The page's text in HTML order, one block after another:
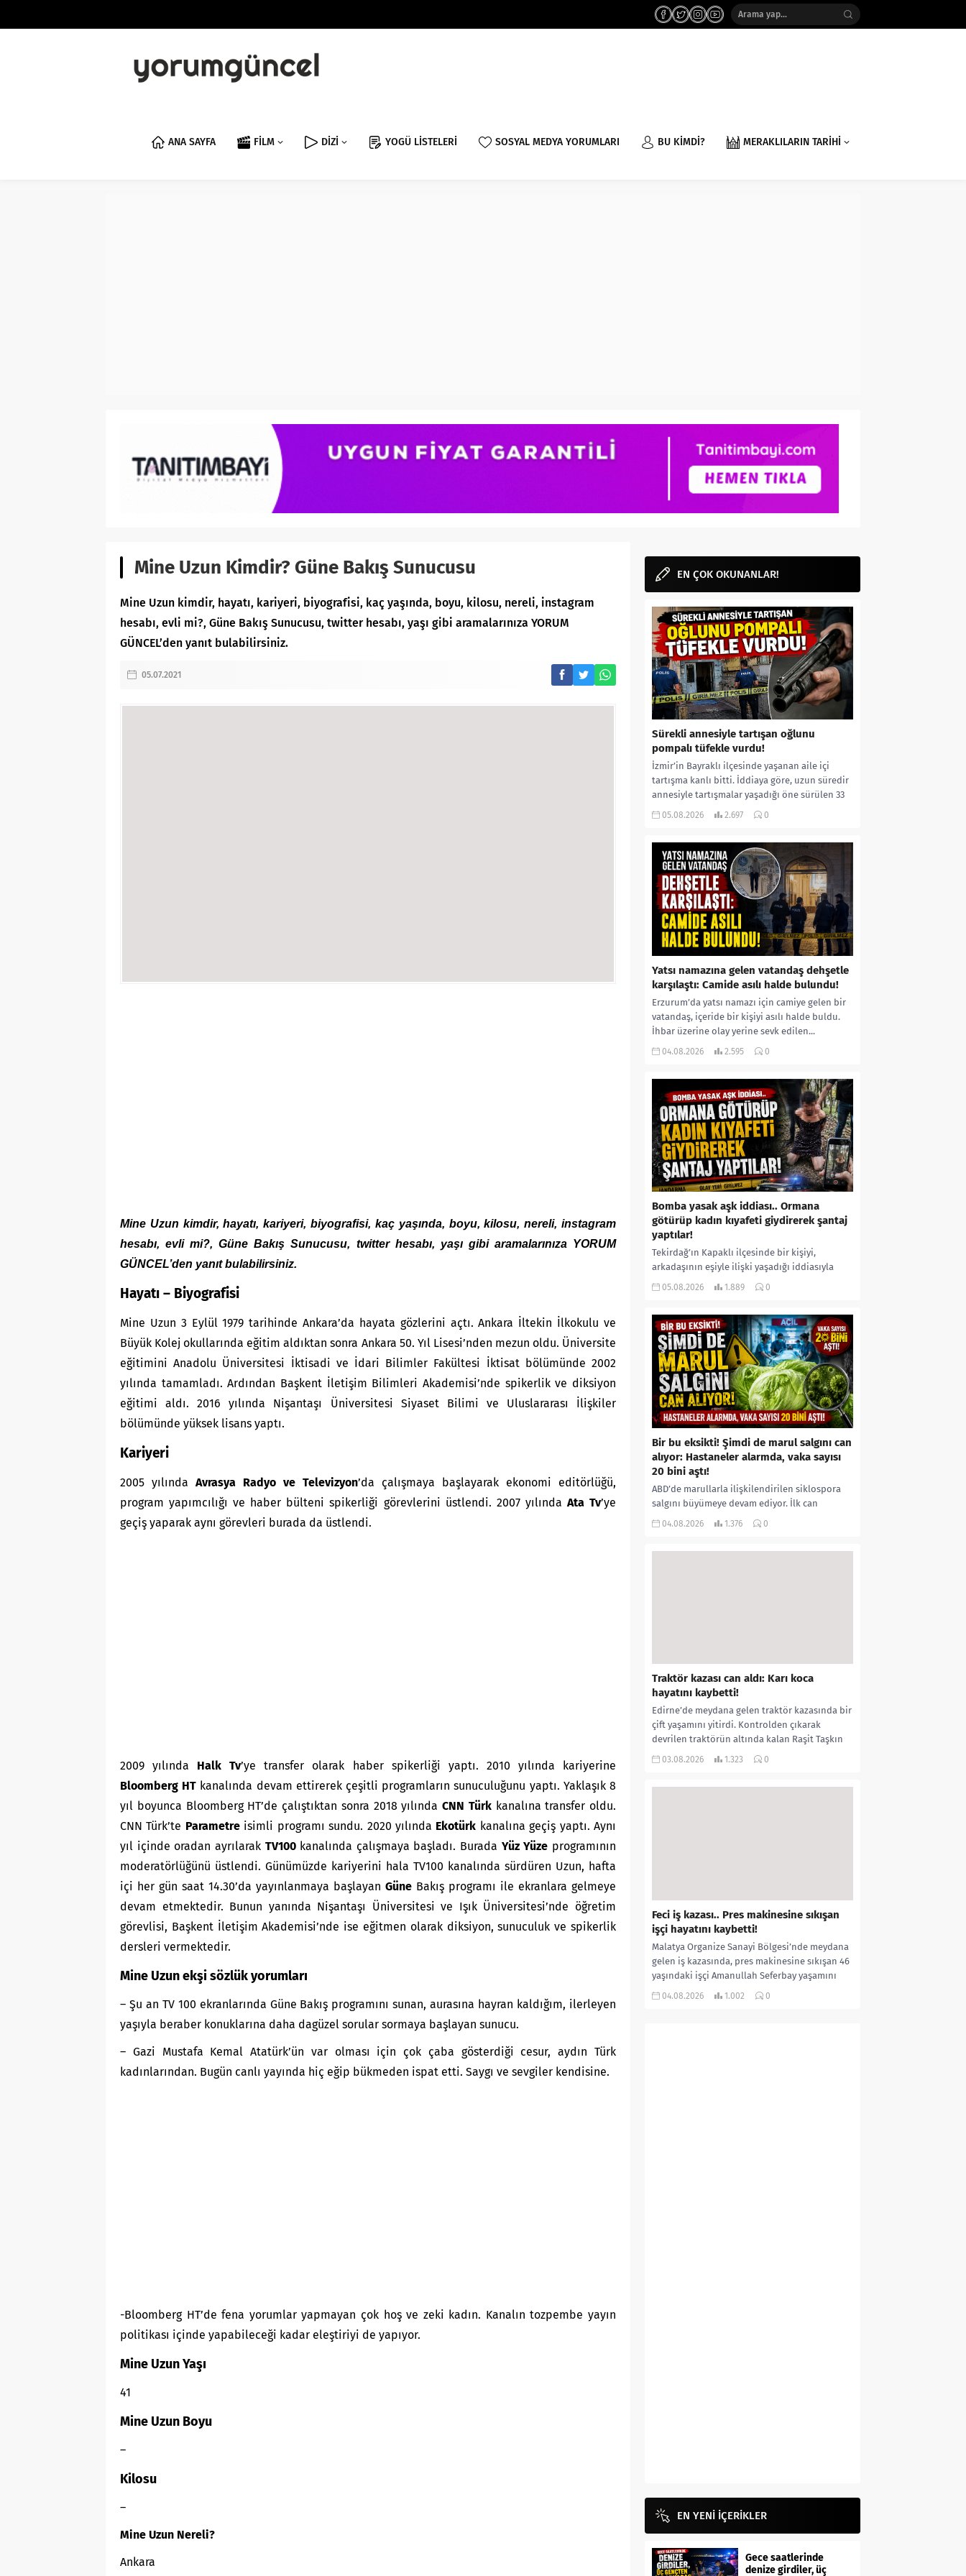
ANA SAYFA FİLM DİZİ YOGÜ LİSTELERİ SOSYAL MEDYA YORUMLARI BU KİMDİ? MERAKLILARIN TARİHİ
Mine Uzun Kimdir? Güne Bakış Sunucusu
Mine Uzun kimdir, hayatı, kariyeri, biyografisi, kaç yaşında, boyu, kilosu, nereli, instagram
hesabı, evli mi?, Güne Bakış Sunucusu, twitter hesabı, yaşı gibi aramalarınıza YORUM
GÜNCEL’den yanıt bulabilirsiniz.
05.07.2021
Mine Uzun kimdir, hayatı, kariyeri, biyografisi, kaç yaşında, boyu, kilosu, nereli, instagram
hesabı, evli mi?, Güne Bakış Sunucusu, twitter hesabı, yaşı gibi aramalarınıza YORUM
GÜNCEL’den yanıt bulabilirsiniz.
Hayatı – Biyografisi
Mine Uzun 3 Eylül 1979 tarihinde Ankara’da hayata gözlerini açtı. Ankara İltekin İlkokulu ve
Büyük Kolej okullarında eğitim aldıktan sonra Ankara 50. Yıl Lisesi’nden mezun oldu. Üniversite
eğitimini Anadolu Üniversitesi İktisadi ve İdari Bilimler Fakültesi İktisat bölümünde 2002
yılında tamamladı. Ardından Başkent İletişim Bilimleri Akademisi’nde spikerlik ve diksiyon
eğitimi aldı. 2016 yılında Nişantaşı Üniversitesi Siyaset Bilimi ve Uluslararası İlişkiler
bölümünde yüksek lisans yaptı.
Kariyeri
2005 yılında Avrasya Radyo ve Televizyon’da çalışmaya başlayarak ekonomi editörlüğü,
program yapımcılığı ve haber bülteni spikerliği görevlerini üstlendi. 2007 yılında Ata Tv’ye
geçiş yaparak aynı görevleri burada da üstlendi.
2009 yılında Halk Tv’ye transfer olarak haber spikerliği yaptı. 2010 yılında kariyerine
Bloomberg HT kanalında devam ettirerek çeşitli programların sunuculuğunu yaptı. Yaklaşık 8
yıl boyunca Bloomberg HT’de çalıştıktan sonra 2018 yılında CNN Türkkanalına transfer oldu.
CNN Türk’te Parametre isimli programı sundu. 2020 yılında Ekotürk kanalına geçiş yaptı. Aynı
yıl içinde oradan ayrılarak TV100kanalında çalışmaya başladı. Burada Yüz Yüze programının
moderatörlüğünü üstlendi. Günümüzde kariyerini hala TV100 kanalında sürdüren Uzun, hafta
içi her gün saat 14.30’da yayınlanmaya başlayan Güne Bakış programı ile ekranlara gelmeye
devam etmektedir. Bunun yanında Nişantaşı Üniversitesi ve Işık Üniversitesi’nde öğretim
görevlisi, Başkent İletişim Akademisi’nde ise eğitmen olarak diksiyon, sunuculuk ve spikerlik
dersleri vermektedir.
Mine Uzun ekşi sözlük yorumları
– Şu an TV 100 ekranlarında Güne Bakış programını sunan, aurasına hayran kaldığım, ilerleyen
yaşıyla beraber konuklarına daha dagüzel sorular sormaya başlayan sunucu.
– Gazi Mustafa Kemal Atatürk’ün var olması için çok çaba gösterdiği cesur, aydın Türk
kadınlarından. Bugün canlı yayında hiç eğip bükmeden ispat etti. Saygı ve sevgiler kendisine.
-Bloomberg HT’de fena yorumlar yapmayan çok hoş ve zeki kadın. Kanalın tozpembe yayın
politikası içinde yapabileceği kadar eleştiriyi de yapıyor.
Mine Uzun Yaşı
41
Mine Uzun Boyu
–
Kilosu
–
Mine Uzun Nereli?
Ankara
EN ÇOK OKUNANLAR!
Sürekli annesiyle tartışan oğlunu
pompalı tüfekle vurdu!
İzmir’in Bayraklı ilçesinde yaşanan aile içi
tartışma kanlı bitti. İddiaya göre, uzun süredir
annesiyle tartışmalar yaşadığı öne sürülen 33
yaşındaki...
05.08.2026 2.697 0
Yatsı namazına gelen vatandaş dehşetle
karşılaştı: Camide asılı halde bulundu!
Erzurum’da yatsı namazı için camiye gelen bir
vatandaş, içeride bir kişiyi asılı halde buldu.
İhbar üzerine olay yerine sevk edilen...
04.08.2026 2.595 0
Bomba yasak aşk iddiası.. Ormana
götürüp kadın kıyafeti giydirerek şantaj
yaptılar!
Tekirdağ’ın Kapaklı ilçesinde bir kişiyi,
arkadaşının eşiyle ilişki yaşadığı iddiasıyla
ormanlık alana götürerek zorla kadın
05.08.2026 1.889 0
Bir bu eksikti! Şimdi de marul salgını can
alıyor: Hastaneler alarmda, vaka sayısı
20 bini aştı!
ABD’de marullarla ilişkilendirilen siklospora
salgını büyümeye devam ediyor. İlk can
kayıplarının yaşandığı salgında vaka sayısının
04.08.2026 1.376 0
Traktör kazası can aldı: Karı koca
hayatını kaybetti!
Edirne’de meydana gelen traktör kazasında bir
çift yaşamını yitirdi. Kontrolden çıkarak
devrilen traktörün altında kalan Raşit Taşkın
ile eşi Fatma...
03.08.2026 1.323 0
Feci iş kazası.. Pres makinesine sıkışan
işçi hayatını kaybetti!
Malatya Organize Sanayi Bölgesi’nde meydana
gelen iş kazasında, pres makinesine sıkışan 46
yaşındaki işçi Amanullah Seferbay yaşamını
yitirdi. Olayla ilgili...
04.08.2026 1.002 0
EN YENİ İÇERİKLER
Gece saatlerinde
denize girdiler, üç